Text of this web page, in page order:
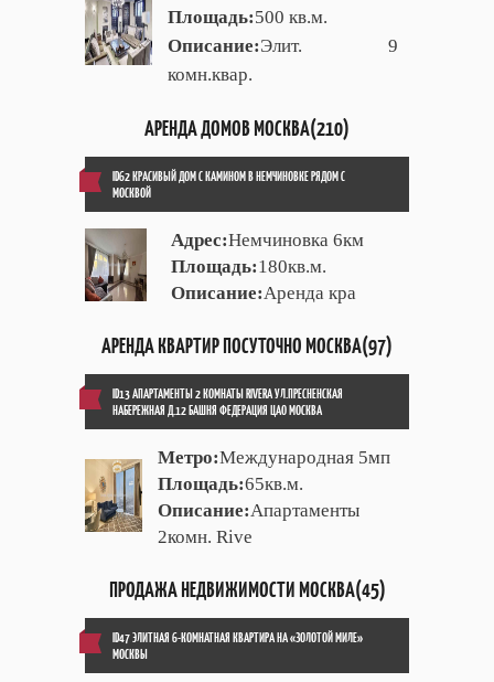
Площадь:500 кв.м.
Описание:Элит. 9
комн.квар.
АРЕНДА ДОМОВ МОСКВА(210)
ID62 КРАСИВЫЙ ДОМ С КАМИНОМ В НЕМЧИНОВКЕ РЯДОМ С
МОСКВОЙ
Адрес:Немчиновка 6км
Площадь:180кв.м.
Описание:Аренда кра
АРЕНДА КВАРТИР ПОСУТОЧНО МОСКВА(97)
ID13 АПАРТАМЕНТЫ 2 КОМНАТЫ RIVERA УЛ.ПРЕСНЕНСКАЯ
НАБЕРЕЖНАЯ Д.12 БАШНЯ ФЕДЕРАЦИЯ ЦАО МОСКВА
Метро:Международная 5мп
Площадь:65кв.м.
Описание:Апартаменты
2комн. Rive
ПРОДАЖА НЕДВИЖИМОСТИ МОСКВА(45)
ID47 ЭЛИТНАЯ 6-КОМНАТНАЯ КВАРТИРА НА «ЗОЛОТОЙ МИЛЕ»
МОСКВЫ